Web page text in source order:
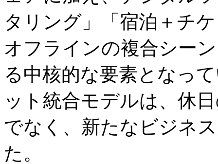
タリング」「宿泊＋チ
オフラインの複合シー
る中核的な要素となっ
ット統合モデルは、休
でなく、新たなビジネ
た。